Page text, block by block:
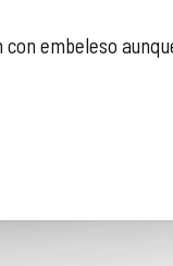
embeleso